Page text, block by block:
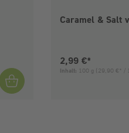
Caramel & Salt
Aktueller Preis:
2,99 €*
Inhalt: 100 g (29,90 €* /